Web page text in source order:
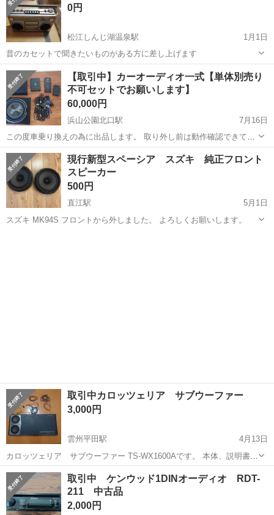
0円
松江しんじ湖温泉駅
1月1日
昔のカセットで聞きたいものがある方に差し上げます
島根 松江市 松江しんじ湖温泉駅 カーオーディオ
カセットテープ
【取引中】カーオーディオ一式【単体別売り
不可セットでお願いします】
60,000円
浜山公園北口駅
7月16日
この度車乗り換えの為に出品します。 取り外し前は動作確認できてま
したが、取り外しは業者にやって貰い、取り外し後は動作確認方法が
ないので(壊れてはいないと思いますが)メルカリ相場の半額で出品しま
す。 単体別売り不可でセットで...
島根 出雲市 浜山公園北口駅 カーオーディオ メルカリ
現行新型スペーシア スズキ 純正フロント
スピーカー
500円
直江駅
5月1日
スズキ MK94S フロントから外しました。 よろしくお願いします。
取引中カロッツェリア サブウーファー
3,000円
雲州平田駅
4月13日
カロッツェリア サブウーファー TS-WX1600Aです。 本体、説明書、
配線の写真に写っている物が全てです。 現物を確認されてから決めら
れてもかまいません。
島根 出雲市 雲州平田駅 カーオーディオ
サブウーファー
取引中 ケンウッド1DINオーディオ RDT-
211 中古品
2,000円